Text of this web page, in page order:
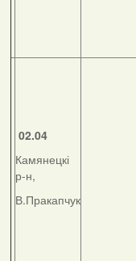
02.04
Камянецкі
р-н,
В.Пракапчук